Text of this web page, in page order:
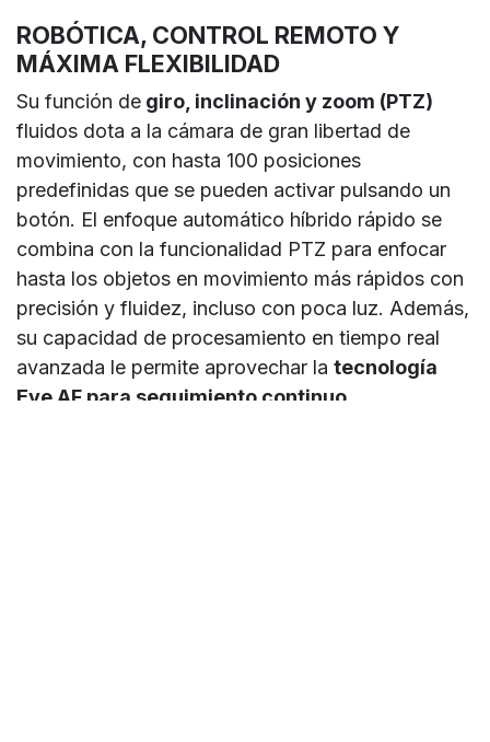
ROBÓTICA, CONTROL REMOTO Y
MÁXIMA FLEXIBILIDAD
Su función de giro, inclinación y zoom (PTZ)
fluidos dota a la cámara de gran libertad de
movimiento, con hasta 100 posiciones
predefinidas que se pueden activar pulsando un
botón. El enfoque automático híbrido rápido se
combina con la funcionalidad PTZ para enfocar
hasta los objetos en movimiento más rápidos con
precisión y fluidez, incluso con poca luz. Además,
su capacidad de procesamiento en tiempo real
avanzada le permite aprovechar la tecnología
Eye AF para seguimiento continuo.